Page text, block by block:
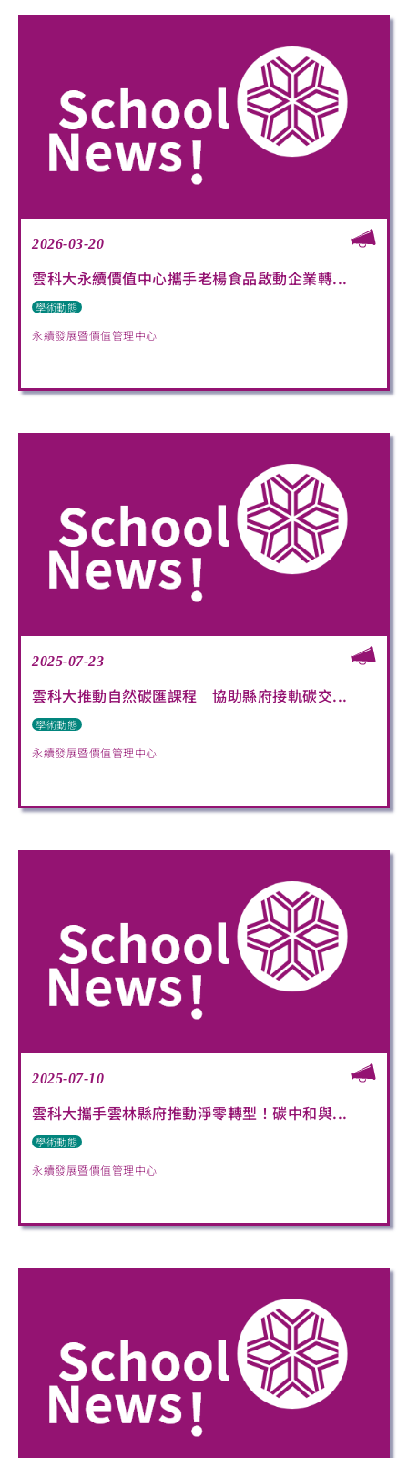
2026-03-20
雲科大永續價值中心攜手老楊食品啟動企業轉...
學術動態
永續發展暨價值管理中心
2025-07-23
雲科大推動自然碳匯課程 協助縣府接軌碳交...
學術動態
永續發展暨價值管理中心
2025-07-10
雲科大攜手雲林縣府推動淨零轉型！碳中和與...
學術動態
永續發展暨價值管理中心